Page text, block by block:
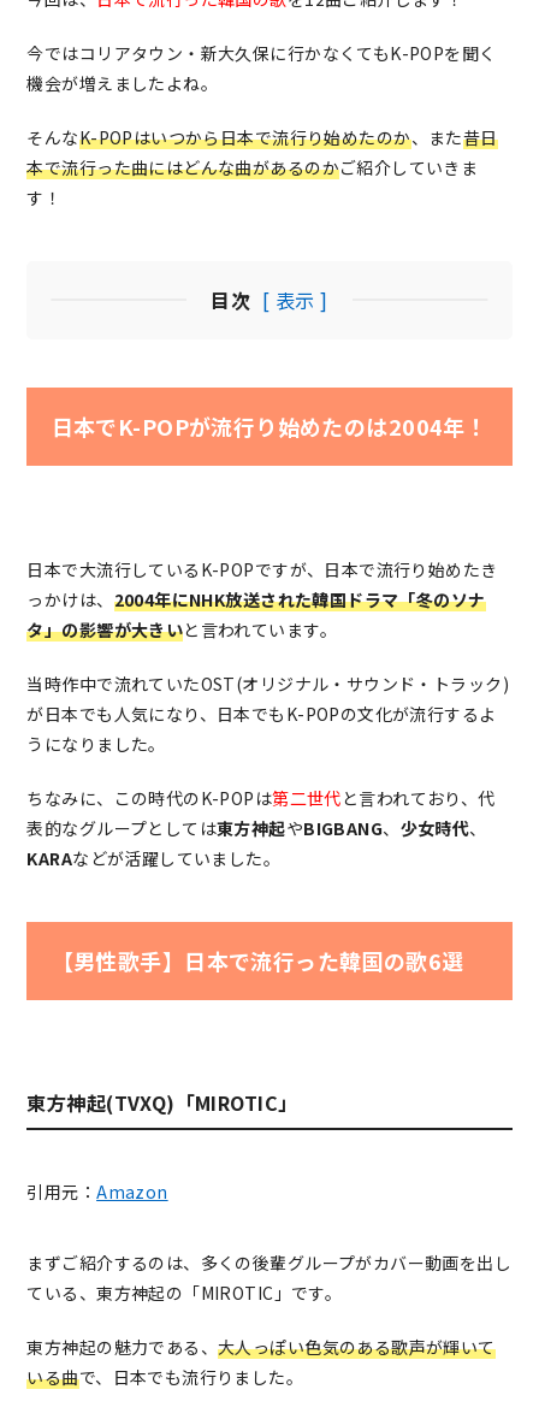
今ではコリアタウン・新大久保に行かなくてもK-POPを聞く
機会が増えましたよね。
そんなK-POPはいつから日本で流行り始めたのか、また昔日
本で流行った曲にはどんな曲があるのかご紹介していきま
す！
目次 [ 表示 ]
日本でK-POPが流行り始めたのは2004年！
日本で大流行しているK-POPですが、日本で流行り始めたき
っかけは、 2004年にNHK放送された韓国ドラマ「冬のソナ
タ」の影響が大きいと言われています。
当時作中で流れていたOST(オリジナル・サウンド・トラック)
が日本でも人気になり、日本でもK-POPの文化が流行するよ
うになりました。
ちなみに、この時代のK-POPは第二世代と言われており、代
表的なグループとしては東方神起やBIGBANG、 少女時代、
KARAなどが活躍していました。
【男性歌手】日本で流行った韓国の歌6選
東方神起(TVXQ)「MIROTIC」
引用元：Amazon
まずご紹介するのは、多くの後輩グループがカバー動画を出し
ている、東方神起の「MIROTIC」です。
東方神起の魅力である、大人っぽい色気のある歌声が輝いて
いる曲で、日本でも流行りました。